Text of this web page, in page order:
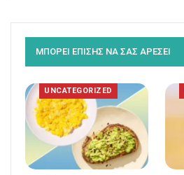
ΜΠΟΡΕΙ ΕΠΙΣΗΣ ΝΑ ΣΑΣ ΑΡΕΣΕΙ
UNCATEGORIZED